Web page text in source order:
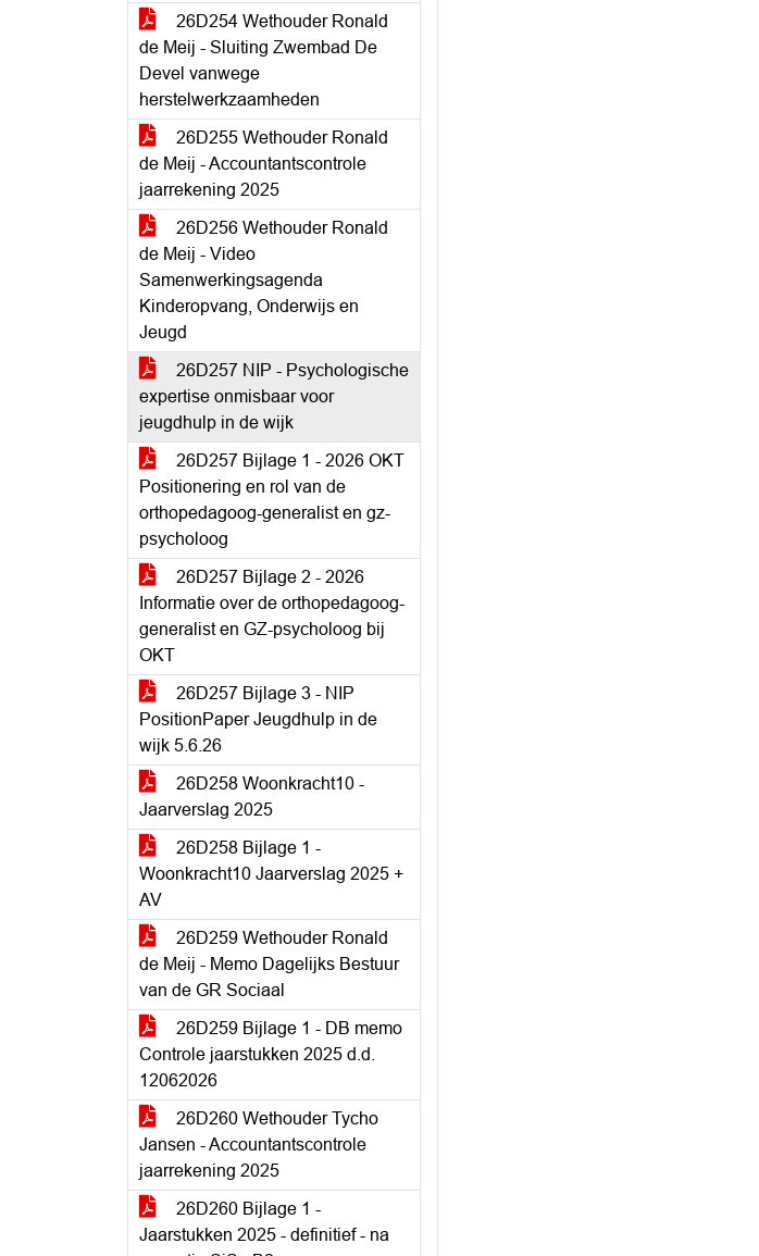
26D254 Wethouder Ronald
de Meij - Sluiting Zwembad De
Devel vanwege
herstelwerkzaamheden
26D255 Wethouder Ronald
de Meij - Accountantscontrole
jaarrekening 2025
26D256 Wethouder Ronald
de Meij - Video
Samenwerkingsagenda
Kinderopvang, Onderwijs en
Jeugd
26D257 NIP - Psychologische
expertise onmisbaar voor
jeugdhulp in de wijk
26D257 Bijlage 1 - 2026 OKT
Positionering en rol van de
orthopedagoog-generalist en gz-
psycholoog
26D257 Bijlage 2 - 2026
Informatie over de orthopedagoog-
generalist en GZ-psycholoog bij
OKT
26D257 Bijlage 3 - NIP
PositionPaper Jeugdhulp in de
wijk 5.6.26
26D258 Woonkracht10 -
Jaarverslag 2025
26D258 Bijlage 1 -
Woonkracht10 Jaarverslag 2025 +
AV
26D259 Wethouder Ronald
de Meij - Memo Dagelijks Bestuur
van de GR Sociaal
26D259 Bijlage 1 - DB memo
Controle jaarstukken 2025 d.d.
12062026
26D260 Wethouder Tycho
Jansen - Accountantscontrole
jaarrekening 2025
26D260 Bijlage 1 -
Jaarstukken 2025 - definitief - na